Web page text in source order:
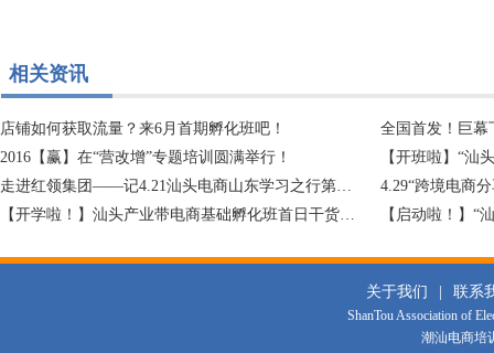
相关资讯
店铺如何获取流量？来6月首期孵化班吧！
全国首发！巨幕
2016【赢】在“营改增”专题培训圆满举行！
【开班啦】“汕
走进红领集团——记4.21汕头电商山东学习之行第一站~
4.29“跨境电商
【开学啦！】汕头产业带电商基础孵化班首日干货新鲜出炉~
关于我们 联系
ShanTou Association of
潮汕电商